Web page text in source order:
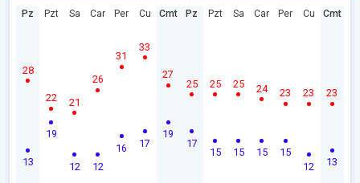
Pz
13
28
Pzt
19
22
Sa
12
21
Car
12
26
Per
16
31
Cu
17
33
Cmt
19
27
Pz
17
25
Pzt
15
25
Sa
15
25
Car
15
24
Per
15
23
Cu
12
23
Cmt
13
23